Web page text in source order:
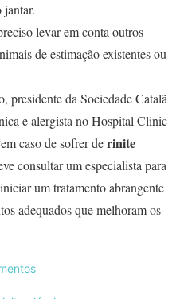
jantar.
levar em conta outros
de estimação existentes ou
da Sociedade Catalã
e alergista no Hospital Clinic
caso de sofrer derinite
consultar um especialista para
um tratamento abrangente
adequados que melhoram os